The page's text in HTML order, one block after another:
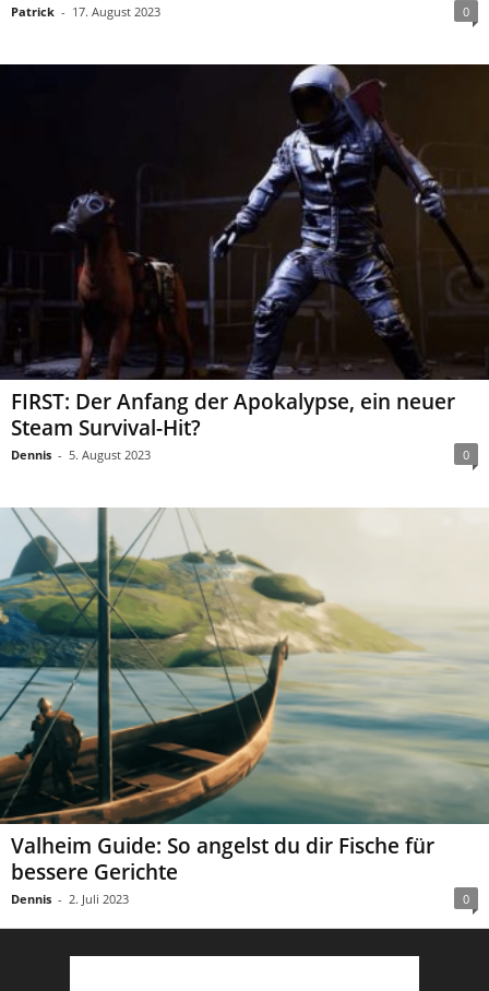
Patrick - 17. August 2023 0
FIRST: Der Anfang der Apokalypse, ein neuer
Steam Survival-Hit?
Dennis - 5. August 2023 0
Valheim Guide: So angelst du dir Fische für
bessere Gerichte
Dennis - 2. Juli 2023 0